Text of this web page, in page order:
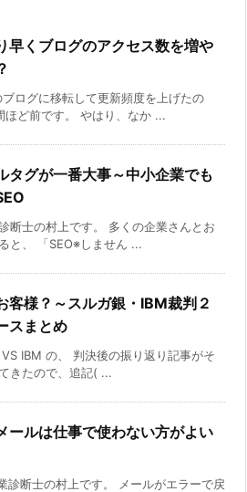
早くブログのアクセス数を増や
ブログに移転して更新頻度を上げたの
ほど前です。 やはり、なか ...
タグが一番大事～中小企業でも
断士の村上です。 多くの企業さんとお
と、 「SEO※しません ...
客様？～スルガ銀・IBM裁判２
スまとめ
IBM の、 判決後の振り返り記事がそ
きたので、追記( ...
ールは仕事で使わない方がよい
診断士の村上です。 メールがエラーで戻